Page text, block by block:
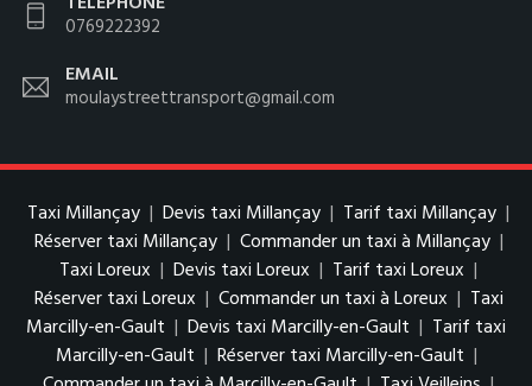
0769222392
EMAIL
moulaystreettransport@gmail.com
Taxi Millançay | Devis taxi Millançay | Tarif taxi Millançay |
Réserver taxi Millançay | Commander un taxi à Millançay |
Taxi Loreux | Devis taxi Loreux | Tarif taxi Loreux |
Réserver taxi Loreux | Commander un taxi à Loreux | Taxi
Marcilly-en-Gault | Devis taxi Marcilly-en-Gault | Tarif taxi
Marcilly-en-Gault | Réserver taxi Marcilly-en-Gault |